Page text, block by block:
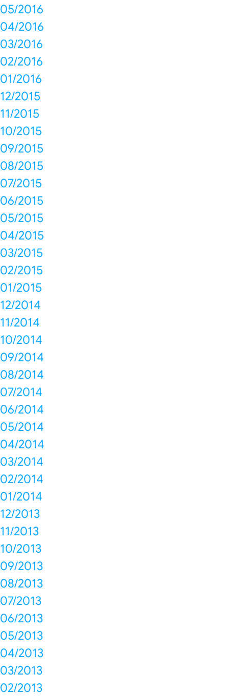
05/2016
04/2016
03/2016
02/2016
01/2016
12/2015
11/2015
10/2015
09/2015
08/2015
07/2015
06/2015
05/2015
04/2015
03/2015
02/2015
01/2015
12/2014
11/2014
10/2014
09/2014
08/2014
07/2014
06/2014
05/2014
04/2014
03/2014
02/2014
01/2014
12/2013
11/2013
10/2013
09/2013
08/2013
07/2013
06/2013
05/2013
04/2013
03/2013
02/2013